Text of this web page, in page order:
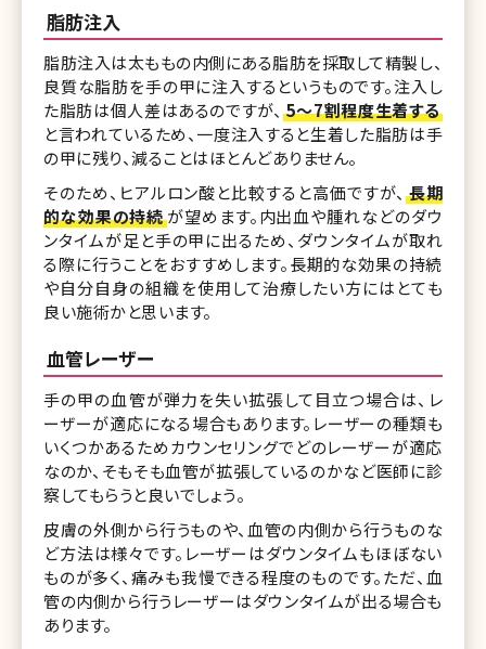
ドバイス ・美容クリニック新規開院が多いことについ
脂肪注入
脂肪注入は太ももの内側にある脂肪を採取して精製し、
良質な脂肪を手の甲に注入するというものです。注入し
た脂肪は個人差はあるのですが、 5〜7割程度生着する
と言われているため、一度注入すると生着した脂肪は手
の甲に残り、減ることはほとんどありません。
そのため、ヒアルロン酸と比較すると高価ですが、 長期
的な効果の持続が望めます。内出血や腫れなどのダウ
ンタイムが足と手の甲に出るため、ダウンタイムが取れ
る際に行うことをおすすめします。長期的な効果の持続
や自分自身の組織を使用して治療したい方にはとても
良い施術かと思います。
血管レーザー
手の甲の血管が弾力を失い拡張して目立つ場合は、レ
ーザーが適応になる場合もあります。レーザーの種類も
いくつかあるためカウンセリングでどのレーザーが適応
なのか、そもそも血管が拡張しているのかなど医師に診
察してもらうと良いでしょう。
皮膚の外側から行うものや、血管の内側から行うものな
ど方法は様々です。レーザーはダウンタイムもほぼない
ものが多く、痛みも我慢できる程度のものです。ただ、血
管の内側から行うレーザーはダウンタイムが出る場合も
あります。